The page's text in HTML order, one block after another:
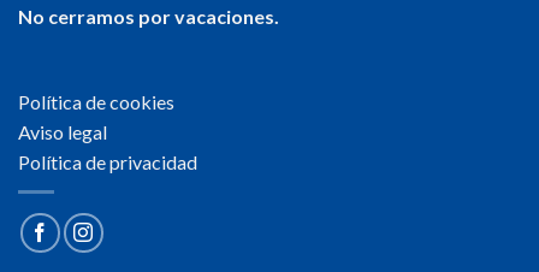
No cerramos por vacaciones.
Política de cookies
Aviso legal
Política de privacidad